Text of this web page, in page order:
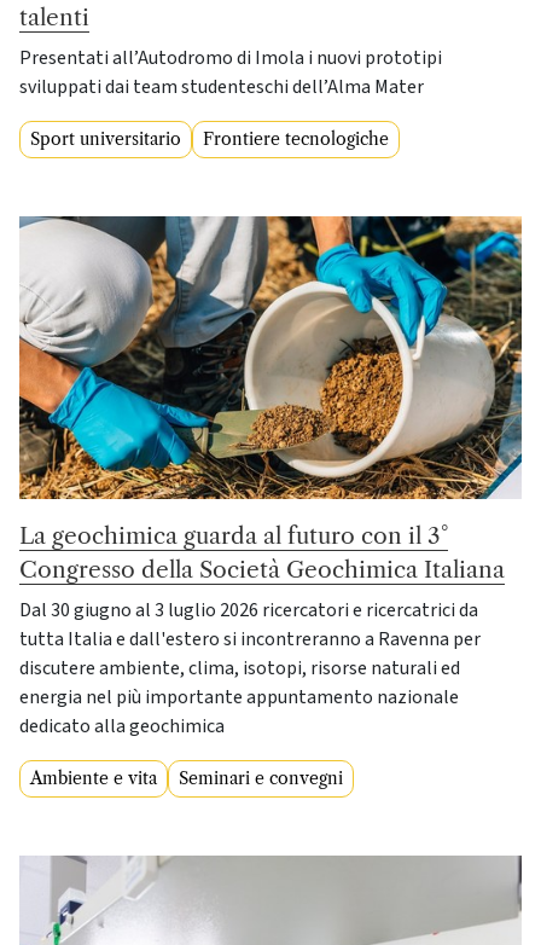
talenti
Presentati all’Autodromo di Imola i nuovi prototipi
sviluppati dai team studenteschi dell’Alma Mater
Sport universitario Frontiere tecnologiche
La geochimica guarda al futuro con il 3°
Congresso della Società Geochimica Italiana
Dal 30 giugno al 3 luglio 2026 ricercatori e ricercatrici da
tutta Italia e dall'estero si incontreranno a Ravenna per
discutere ambiente, clima, isotopi, risorse naturali ed
energia nel più importante appuntamento nazionale
dedicato alla geochimica
Ambiente e vita Seminari e convegni